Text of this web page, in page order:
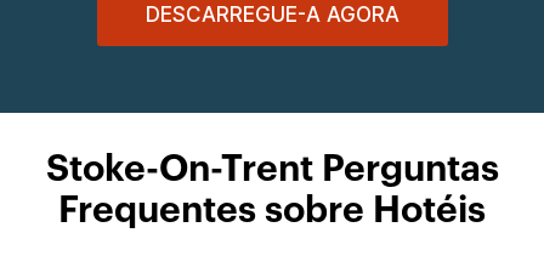
DESCARREGUE-A AGORA
Stoke-On-Trent Perguntas
Frequentes sobre Hotéis